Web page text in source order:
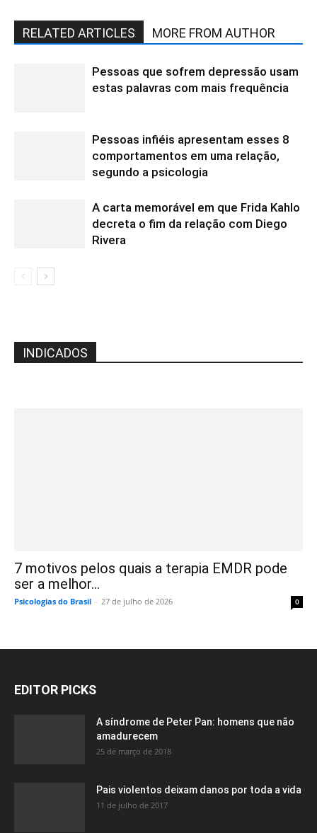
RELATED ARTICLES MORE FROM AUTHOR
Pessoas que sofrem depressão usam
estas palavras com mais frequência
Pessoas infiéis apresentam esses 8
comportamentos em uma relação,
segundo a psicologia
A carta memorável em que Frida Kahlo
decreta o fim da relação com Diego
Rivera
INDICADOS
7 motivos pelos quais a terapia EMDR pode
ser a melhor...
Psicologias do Brasil - 27 de julho de 2026 0
EDITOR PICKS
A síndrome de Peter Pan: homens que não
amadurecem
25 de março de 2018
Pais violentos deixam danos por toda a vida
11 de julho de 2017